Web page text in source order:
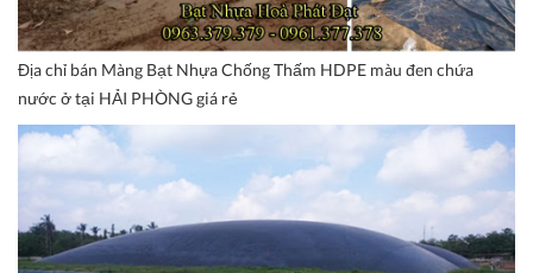
Địa chỉ bán Màng Bạt Nhựa Chống Thấm HDPE màu đen chứa
nước ở tại HẢI PHÒNG giá rẻ